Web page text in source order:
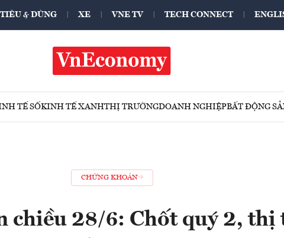
TIÊU & DÙNG XE VNE TV TECH CONNECT
TẾ SỐKINH TẾ XANHTHỊ TRƯỜNGDOANH NGHIỆPBẤT ĐỘNG
CHỨNG KHOÁN
chiều 28/6: Chốt quý 2, thị